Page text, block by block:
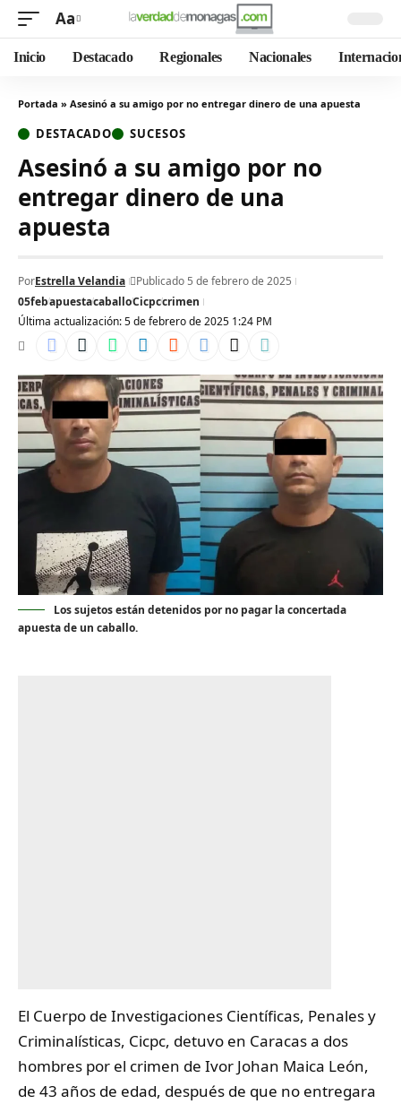
Aa
Inicio Destacado Regionales Nacionales
Portada » Asesinó a su amigo por no entregar dinero de una apuesta
DESTACADO SUCESOS
Asesinó a su amigo por no
entregar dinero de una
apuesta
Última actualización: 5 de febrero de 2025 1:24 PM
PorEstrella Velandia
Publicado 5 de febrero de 2025
05febapuestacaballoCicpccrimen
Los sujetos están detenidos por no pagar la concertada
apuesta de un caballo.
El Cuerpo de Investigaciones Científicas, Penales y
Criminalísticas, Cicpc, detuvo en Caracas a dos
hombres por el crimen de Ivor Johan Maica León,
de 43 años de edad, después de que no entregara